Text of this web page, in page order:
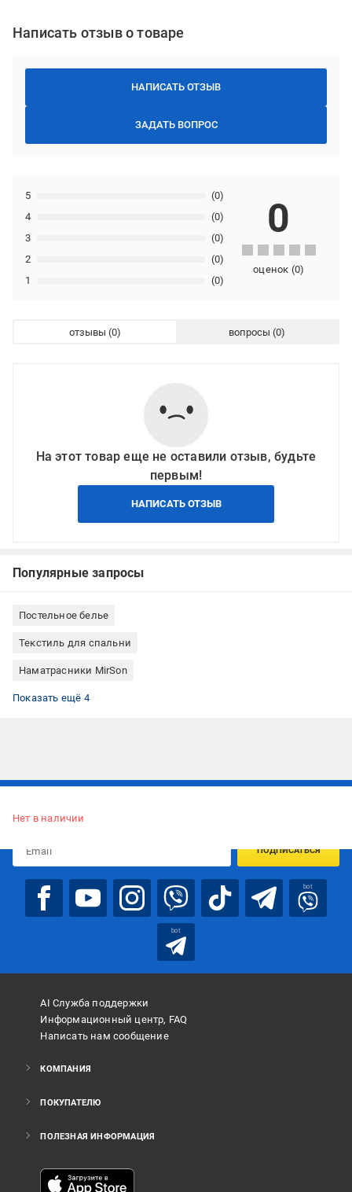
Написать отзыв о товаре
НАПИСАТЬ ОТЗЫВ
ЗАДАТЬ ВОПРОС
1 (0)
2 (0)
3 (0)
4 (0)
5 (0)
0
оценок (0)
отзывы вопросы
На этот товар еще не оставили отзыв, будьте
первым!
НАПИСАТЬ ОТЗЫВ
Популярные запросы
Постельное белье
Текстиль для спальни
Наматрасники MirSon
Наматрасники сатин
Наматрасники микросатин
Наматрасники антиаллергенные
Наматрасники 140x200
Показать ещё 4
Нет в наличии
ПОДПИСАТЬСЯ
bot
bot
AI Служба поддержки
Информационный центр, FAQ
Написать нам сообщение
КОМПАНИЯ
ПОКУПАТЕЛЮ
ПОЛЕЗНАЯ ИНФОРМАЦИЯ